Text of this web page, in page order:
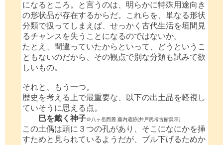
になるところ。と言うのは、明らかに特殊用途向き
の形状品が存在するからだ。これらを、単なる形状
分類で扱ってしまえば、せっかく古代生活を垣間見
るチャンスを失うことになるのではないか。
たとえ、間違っていたからといって、どうというこ
ともないのだから、その観点で別な分類も試みて欲
しいもの。
それと、もう一つ。
歴史を考える上で最重要な、以下の出土品を軽視し
ていそうに思える点。
巳を戴く神子＠八ヶ岳西麓 藤内遺跡[井戸尻考古館展示]
この土偶は頭に３つの孔があり、そこになにかを挿
すためと見られているようだが、ブル下げるためか